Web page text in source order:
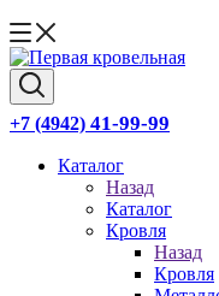
+7 (4942) 41-99-99
Каталог
Назад
Каталог
Кровля
Назад
Кровля